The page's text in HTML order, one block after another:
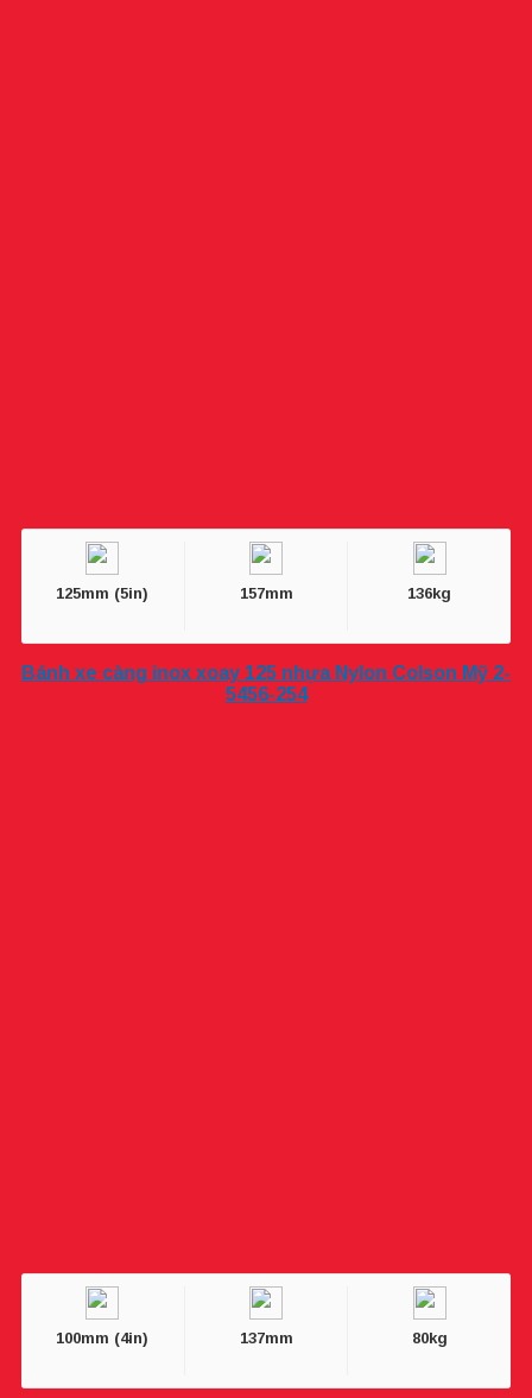
125mm (5in) 157mm 136kg
Bánh xe càng inox xoay 125 nhựa Nylon Colson Mỹ 2-
5456-254
100mm (4in) 137mm 80kg